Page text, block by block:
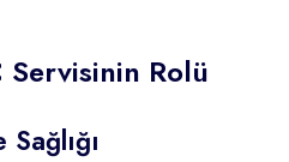
Servisinin Rolü